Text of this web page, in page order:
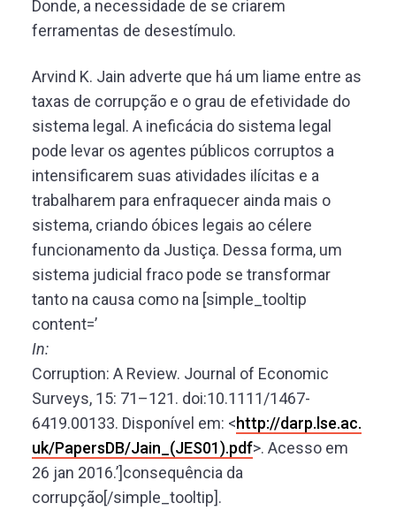
Donde, a necessidade de se criarem
ferramentas de desestímulo.
Arvind K. Jain adverte que há um liame entre as
taxas de corrupção e o grau de efetividade do
sistema legal. A ineficácia do sistema legal
pode levar os agentes públicos corruptos a
intensificarem suas atividades ilícitas e a
trabalharem para enfraquecer ainda mais o
sistema, criando óbices legais ao célere
funcionamento da Justiça. Dessa forma, um
sistema judicial fraco pode se transformar
tanto na causa como na [simple_tooltip
content=’
In:
Corruption: A Review. Journal of Economic
Surveys, 15: 71–121. doi:10.1111/1467-
6419.00133. Disponível em: <http://darp.lse.ac.
uk/PapersDB/Jain_(JES01).pdf>. Acesso em
26 jan 2016.’]consequência da
corrupção[/simple_tooltip].